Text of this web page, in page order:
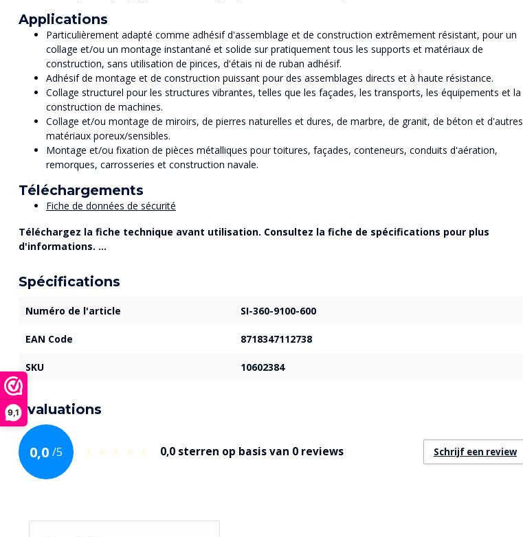
9,1
Applications
Particulièrement adapté comme adhésif d'assemblage et de construction extrêmement résistant, pour un
collage et/ou un montage instantané et solide sur pratiquement tous les supports et matériaux de
construction, sans utilisation de pinces, d'étais ni de ruban adhésif.
Adhésif de montage et de construction puissant pour des assemblages directs et à haute résistance.
Collage structurel pour les structures vibrantes, telles que les façades, les transports, les équipements et la
construction de machines.
Collage et/ou montage de miroirs, de pierres naturelles et dures, de marbre, de granit, de béton et d'autres
matériaux poreux/sensibles.
Montage et/ou fixation de pièces métalliques pour toitures, façades, conteneurs, conduits d'aération,
remorques, carrosseries et construction navale.
Téléchargements
Fiche de données de sécurité
Téléchargez la fiche technique avant utilisation. Consultez la fiche de spécifications pour plus
d'informations. ...
Spécifications
Numéro de l'article SI-360-9100-600
EAN Code 8718347112738
SKU 10602384
Évaluations
0,0 /5 0,0 sterren op basis van 0 reviews Schrijf een review